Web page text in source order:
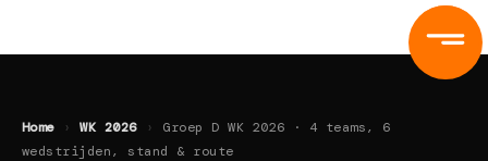
de
Home › WK 2026 ›
Groep D WK 2026 · 4 teams, 6
wedstrijden, stand & route